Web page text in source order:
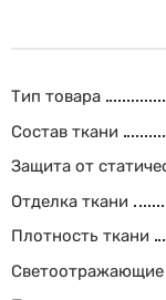
Тип товара
Состав ткани
Защита от
Отделка ткани
Плотность ткани